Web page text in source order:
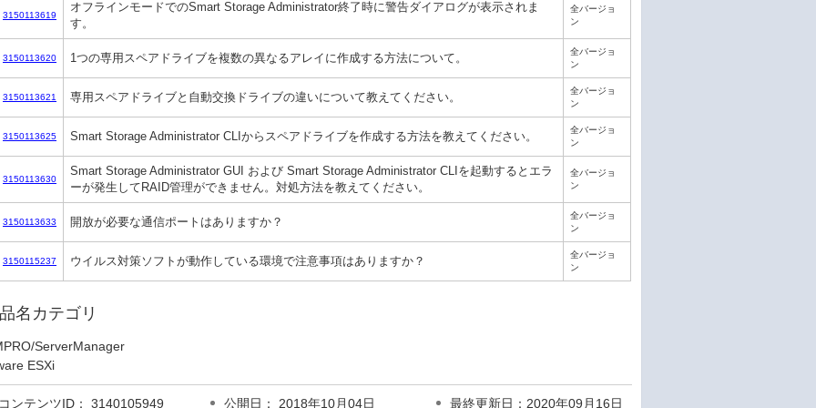
3150113619
オフラインモードでのSmart Storage Administrator終了時に警告ダイアログが表示されま
す。
全バージョ
ン
3150113620 1つの専用スペアドライブを複数の異なるアレイに作成する方法について。
全バージョ
ン
3150113621 専用スペアドライブと自動交換ドライブの違いについて教えてください。
全バージョ
ン
3150113625 Smart Storage Administrator CLIからスペアドライブを作成する方法を教えてください。
全バージョ
ン
3150113630
Smart Storage Administrator GUI および Smart Storage Administrator CLIを起動するとエラ
ーが発生してRAID管理ができません。対処方法を教えてください。
全バージョ
ン
3150113633 開放が必要な通信ポートはありますか？
全バージョ
ン
3150115237 ウイルス対策ソフトが動作している環境で注意事項はありますか？
全バージョ
ン
名カテゴリ
ServerManager
ESXi
コンテンツID： 3140105949 公開日： 2018年10月04日 最終更新日：2020年09月16日